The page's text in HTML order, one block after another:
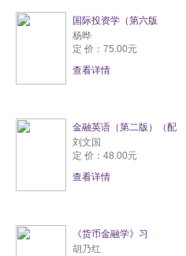
国际投资学（第六版
杨晔
定 价：75.00元
查看详情
金融英语（第二版）（配
刘文国
定 价：48.00元
查看详情
《货币金融学》习
胡乃红